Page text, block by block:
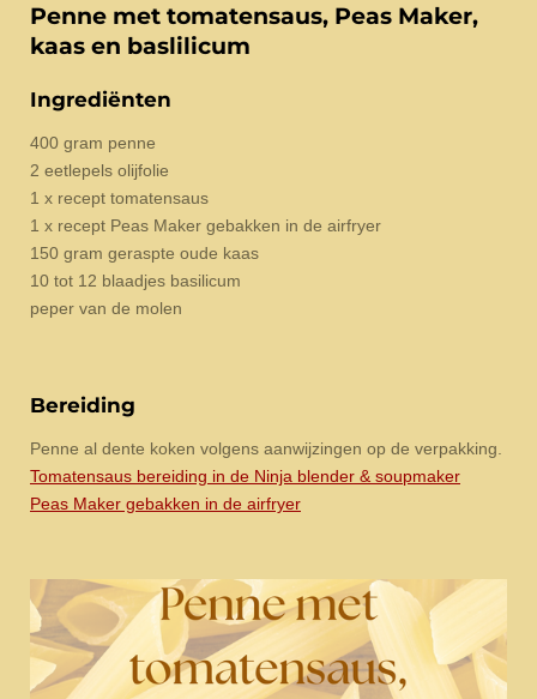
Penne met tomatensaus, Peas Maker,
kaas en baslilicum
Ingrediënten
400 gram penne
2 eetlepels olijfolie
1 x recept tomatensaus
1 x recept Peas Maker gebakken in de airfryer
150 gram geraspte oude kaas
10 tot 12 blaadjes basilicum
peper van de molen
Bereiding
Penne al dente koken volgens aanwijzingen op de verpakking.
Tomatensaus bereiding in de Ninja blender & soupmaker
Peas Maker gebakken in de airfryer